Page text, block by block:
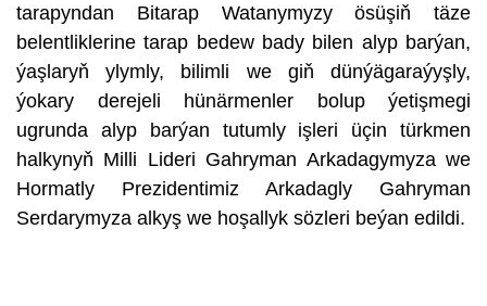
tarapyndan Bitarap Watanymyzy ösüşiň täze
belentliklerine tarap bedew bady bilen alyp barýan,
ýaşlaryň ylymly, bilimli we giň dünýägaraýyşly,
ýokary derejeli hünärmenler bolup ýetişmegi
ugrunda alyp barýan tutumly işleri üçin türkmen
halkynyň Milli Lideri Gahryman Arkadagymyza we
Hormatly Prezidentimiz Arkadagly Gahryman
Serdarymyza alkyş we hoşallyk sözleri beýan edildi.